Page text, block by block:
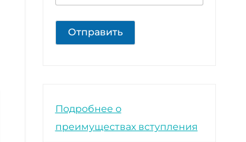
Отправить
Подробнее о
преимуществах вступления